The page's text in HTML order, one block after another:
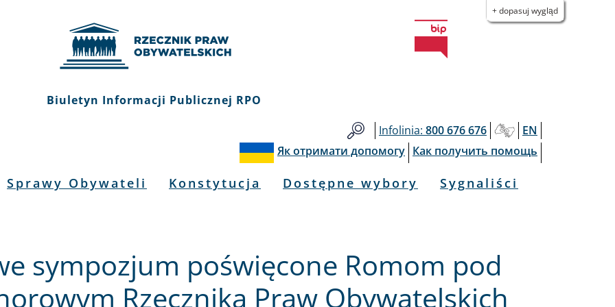
+ dopasuj wygląd
Biuletyn Informacji Publicznej RPO
Infolinia: 800 676 676
EN
Як отримати допомогу Как получить помощь
Sprawy Obywateli Konstytucja Dostępne wybory Sygnaliści
sympozjum poświęcone Romom pod
Rzecznika Praw Obywatelskich